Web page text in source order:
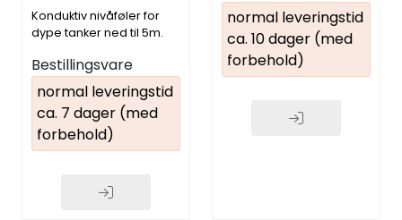
Konduktiv nivåføler for
dype tanker ned til 5m.
Bestillingsvare
normal leveringstid
ca. 7 dager (med
forbehold)
normal leveringstid
ca. 10 dager (med
forbehold)